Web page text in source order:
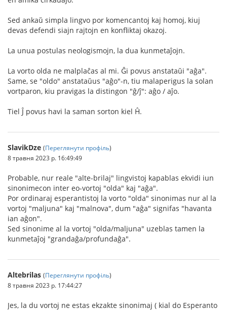
Sed ankaŭ simpla lingvo por komencantoj kaj homoj, kiuj
devas defendi siajn rajtojn en konfliktaj okazoj.
La unua postulas neologismojn, la dua kunmetaĵojn.
La vorto olda ne malplaĉas al mi. Ĝi povus anstataŭi "aĝa".
Same, se "oldo" anstataŭus "aĝo"-n, tiu malaperigus la solan
vortparon, kiu pravigas la distingon "ĝ/ĵ": aĝo / aĵo.
Tiel Ĵ povus havi la saman sorton kiel Ĥ.
SlavikDze (Переглянути профіль)
8 травня 2023 р. 16:49:49
Probable, nur reale "alte-brilaj" lingvistoj kapablas ekvidi iun
sinonimecon inter eo-vortoj "olda" kaj "aĝa".
Por ordinaraj esperantistoj la vorto "olda" sinonimas nur al la
vortoj "maljuna" kaj "malnova", dum "aĝa" signifas "havanta
ian aĝon".
Sed sinonime al la vortoj "olda/maljuna" uzeblas tamen la
kunmetaĵoj "grandaĝa/profundaĝa".
Altebrilas (Переглянути профіль)
8 травня 2023 р. 17:44:27
Jes, la du vortoj ne estas ekzakte sinonimaj ( kial do Esperanto